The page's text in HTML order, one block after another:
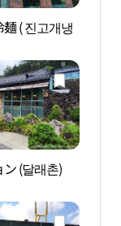
( 진고개냉
(달래촌)